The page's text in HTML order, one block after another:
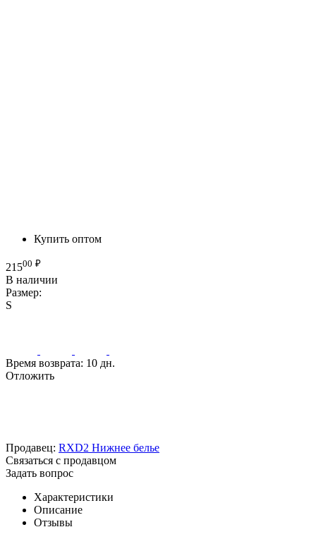
Купить оптом
21500 ₽
В наличии
Размер:
S
Время возврата: 10 дн.
Отложить
Продавец: RXD2 Нижнее белье
Связаться с продавцом
Задать вопрос
Характеристики
Описание
Отзывы